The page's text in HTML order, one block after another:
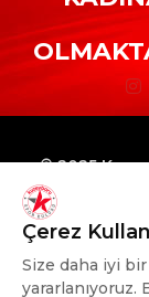
© 2025
Çerez
Size daha iyi
yararlanıyoruz.